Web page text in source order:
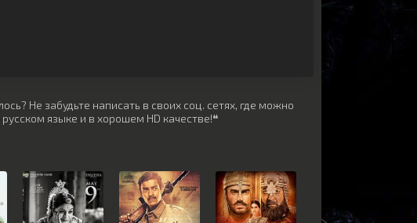
Не забудьте написать в своих соц. сетях, где можно
языке и в хорошем HD качестве!❝